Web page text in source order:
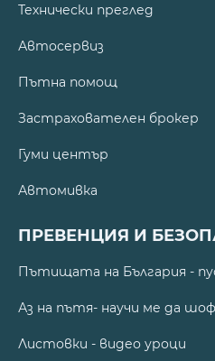
Технически преглед
Автосервиз
Пътна помощ
Застрахователен брокер
Гуми център
Автомивка
ПРЕВЕНЦИЯ И
Пътищата на България -
Аз на пътя- научи ме да
Листовки - видео уроци